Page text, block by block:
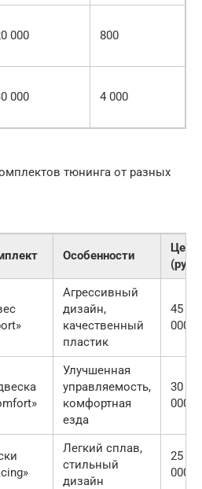
000 800
000 4 000
тюнинга от разных
Особенности
Цена
(руб.)
Агрессивный
дизайн,
качественный
пластик
45
000
Улучшенная
управляемость,
комфортная
езда
30
000
Легкий сплав,
стильный
дизайн
25
000